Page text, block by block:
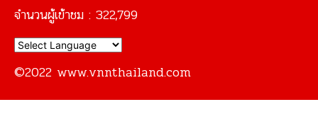
จำนวนผู้เข้าชม : 322,799
©2022 www.vnnthailand.com